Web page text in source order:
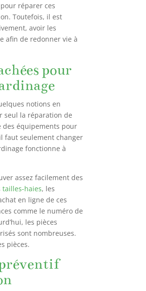
réparer ces
Toutefois, il est
avoir les
afin de redonner vie à
pour
notions en
seul la réparation de
des équipements pour
faut seulement changer
fonctionne à
assez facilement des
tailles-haies, les
en ligne de ces
comme le numéro de
les pièces
sont nombreuses.
pièces.